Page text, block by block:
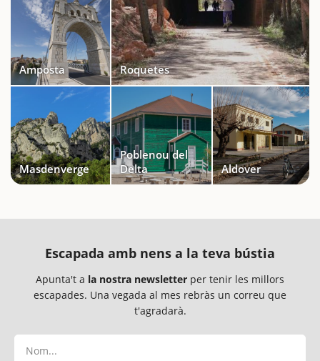
Amposta Roquetes
Masdenverge
Poblenou del
Delta
Aldover
Escapada amb nens a la teva bústia
Apunta't a la nostra newsletter per tenir les millors
escapades. Una vegada al mes rebràs un correu que
t'agradarà.